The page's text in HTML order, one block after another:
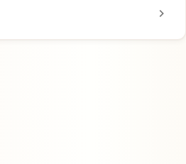
chevron_right